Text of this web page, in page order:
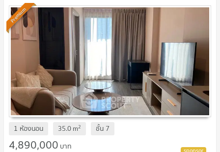
Premium
1 ห้องนอน 35.0m2 ชั้น 7
4,890,000 บาท